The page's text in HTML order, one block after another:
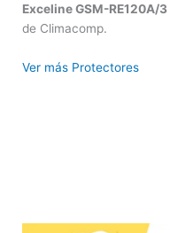
Exceline GSM-RE120A/3
de Climacomp.
Ver más Protectores